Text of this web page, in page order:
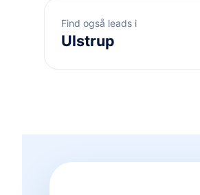
Find også leads i
Ulstrup